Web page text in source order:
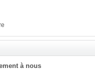
à nous